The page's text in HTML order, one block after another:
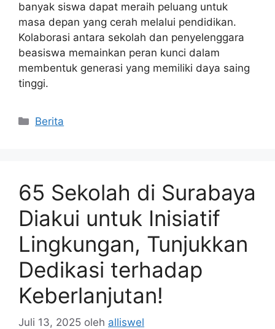
banyak siswa dapat meraih peluang untuk
masa depan yang cerah melalui pendidikan.
Kolaborasi antara sekolah dan penyelenggara
beasiswa memainkan peran kunci dalam
membentuk generasi yang memiliki daya saing
tinggi.
Kategori
Berita
65 Sekolah di Surabaya
Diakui untuk Inisiatif
Lingkungan, Tunjukkan
Dedikasi terhadap
Keberlanjutan!
Juli 13, 2025 oleh alliswel